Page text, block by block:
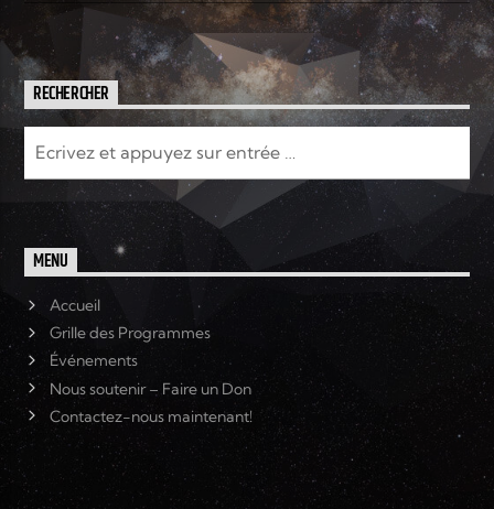
RECHERCHER
MENU
Accueil
Grille des Programmes
Événements
Nous soutenir – Faire un Don
Contactez-nous maintenant!